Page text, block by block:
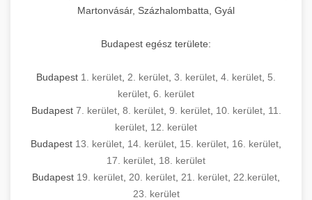
Martonvásár, Százhalombatta, Gyál
Budapest egész területe:
Budapest 1. kerület 2. kerület 3. kerület 4. kerület 5.
kerület 6. kerület
Budapest 7. kerület, 8. kerület, 9. kerület, 10. kerület, 11.
kerület 12. kerület
Budapest 13. kerület 14. kerület 15. kerület 16. kerület
17. kerület 18. kerület
Budapest 19. kerület 20. kerület 21. kerület 22.kerület
23. kerület